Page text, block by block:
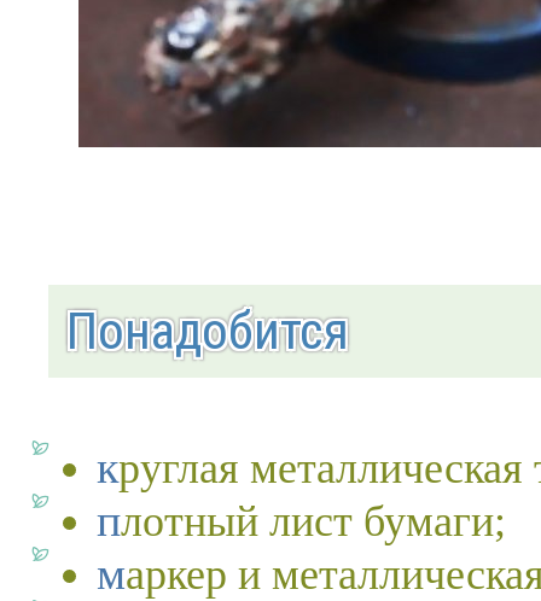
Понадобится
круглая металлическая
плотный лист бумаги;
маркер и